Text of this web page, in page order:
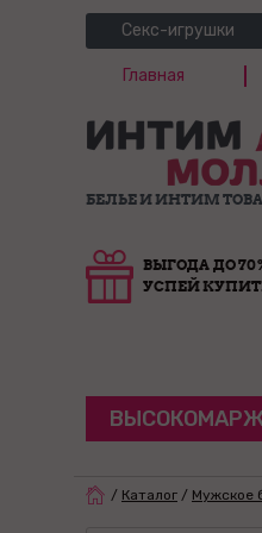
Секс-игрушки
Главная
БЕЛЬЕ И ИНТИМ
ВЫГОДА ДО
УСПЕЙ
/ Каталог / Мужское